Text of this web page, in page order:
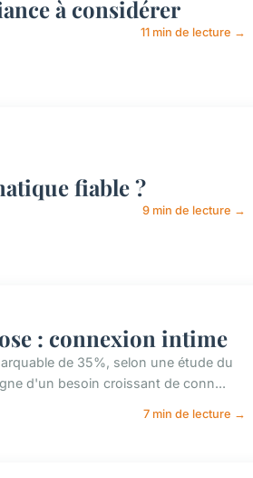
à considérer
11 min de lecture →
fiable ?
9 min de lecture →
: connexion intime
de 35%, selon une étude du
d'un besoin croissant de conn...
7 min de lecture →